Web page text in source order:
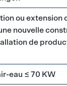
ou extension
nouvelle
de
eau ≤ 70 KW